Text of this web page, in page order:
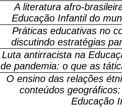
A literatura afro-
Educação Infantil do
Práticas educativas no
discutindo estratégias
Luta antirracista na
de pandemia: o que as
O ensino das relações
conteúdos
Educação